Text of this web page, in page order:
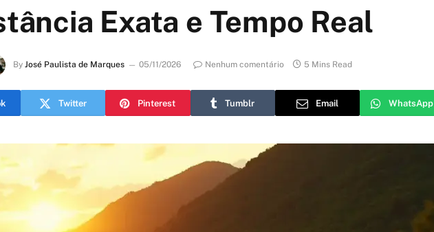
Exata e Tempo Real
By José Paulista de Marques 05/11/2026 Nenhum comentário 5 Mins Read
Twitter Pinterest Tumblr Email WhatsApp